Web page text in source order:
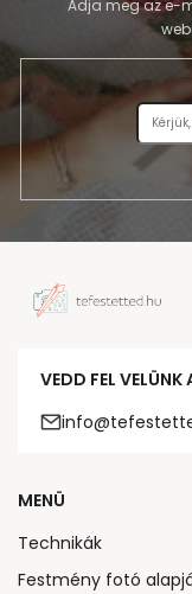
Adja meg az e-
VEDD FEL
MENÜ
Technikák
Festmény fotó